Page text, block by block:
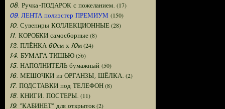
08. Ручка-ПОДАРОК с пожеланием. (17)
09. ЛЕНТА полиэстер ПРЕМИУМ (150)
10. Сувениры КОЛЛЕКЦИОННЫЕ(28)
11. КОРОБКИ самосборные(8)
12. ПЛЁНКА 60см х 10м(24)
14. БУМАГА ТИШЬЮ(56)
15. НАПОЛНИТЕЛЬ бумажный (50)
16. МЕШОЧКИ из ОРГАНЗЫ, ШЁЛКА. (2)
17. ПОДСТАВКИ под ТЕЛЕФОН(8)
18. КНИГИ. ПОСТЕРЫ. (11)
19. "КАБИНЕТ" для открыток(2)